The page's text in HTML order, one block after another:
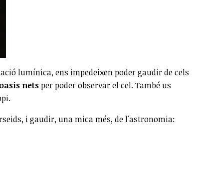
lumínica, ens impedeixen poder gaudir de cels
netsper poder observar el cel. També us
i gaudir, una mica més, de l'astronomia: